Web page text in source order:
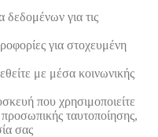
δεδομένων για τις
για στοχευμένη
με μέσα κοινωνικής
που χρησιμοποιείτε
ταυτοποίησης,
σας